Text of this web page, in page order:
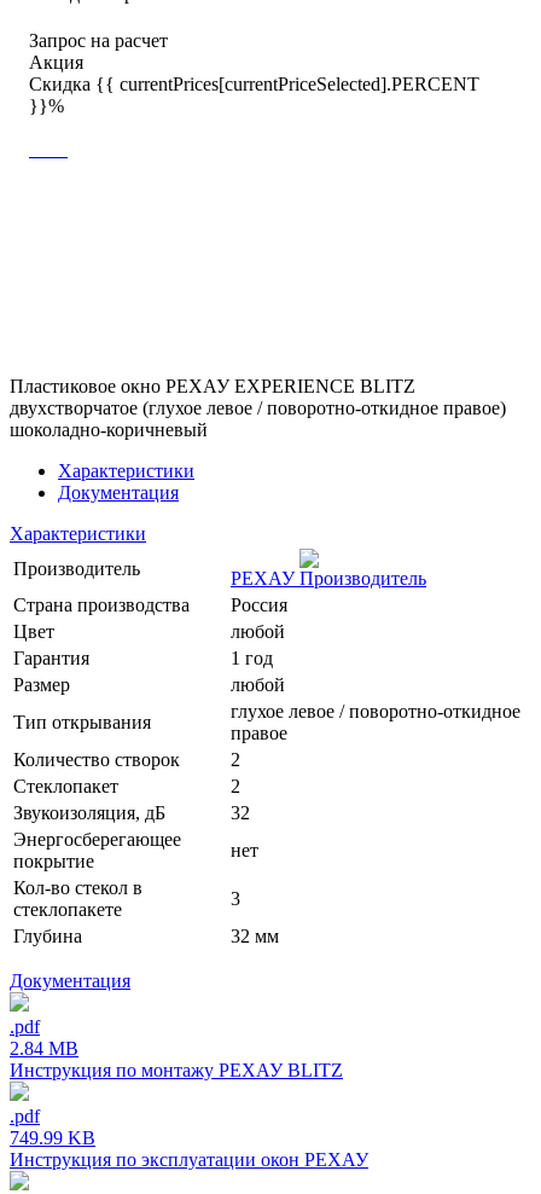
Запрос на расчет
Акция
Скидка {{ currentPrices[currentPriceSelected].PERCENT
}}%
Пластиковое окно РЕХАУ EXPERIENCE BLITZ
двухстворчатое (глухое левое / поворотно-откидное правое)
шоколадно-коричневый
Характеристики
Документация
Характеристики
Производитель
РЕХАУ
Страна производства
Россия
Цвет
любой
Гарантия
1 год
Размер
любой
Тип открывания
глухое левое / поворотно-откидное
правое
Количество створок
2
Стеклопакет
2
Звукоизоляция, дБ
32
Энергосберегающее
покрытие
нет
Кол-во стекол в
стеклопакете
3
Глубина
32 мм
Документация
.pdf
2.84 MB
Инструкция по монтажу РЕХАУ BLITZ
.pdf
749.99 KB
Инструкция по эксплуатации окон РЕХАУ